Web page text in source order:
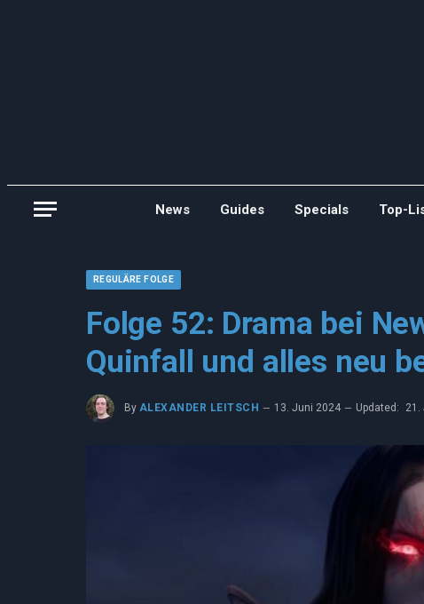
News Guides Specials Top-
REGULÄRE FOLGE
Folge 52: Drama bei
Quinfall und alles neu
By ALEXANDER LEITSCH 13. Juni 2024 Updated: 21.